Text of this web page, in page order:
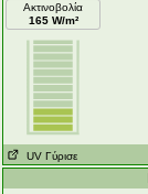
Ακτινοβολία
165 W/m²
UV Γύρισε